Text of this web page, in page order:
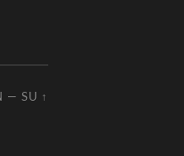
— SU ↑